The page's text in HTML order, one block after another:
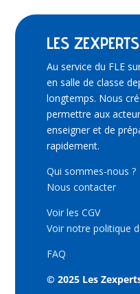
LES
Au service du FLE
en salle de classe
longtemps. Nous
permettre aux
enseigner et de
rapidement.
Qui sommes-nous ?
Nous contacter
Voir les CGV
Voir notre politique
FAQ
© 2025 Les